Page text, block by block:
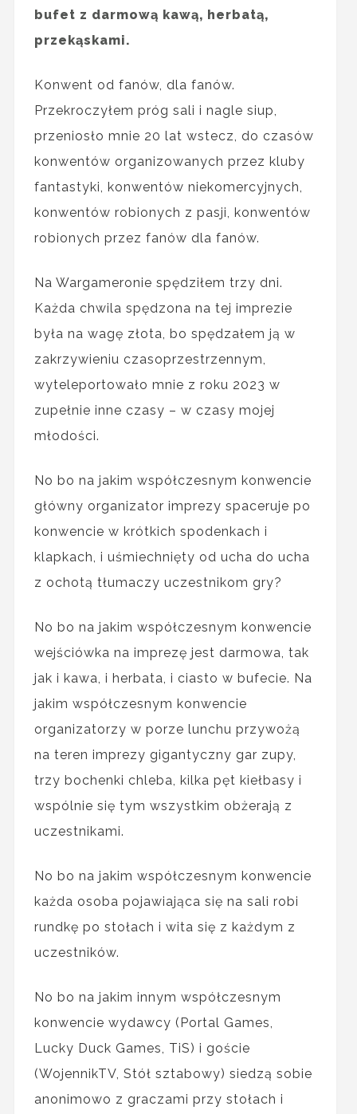
bufet z darmową kawą, herbatą,
przekąskami.
Konwent od fanów, dla fanów.
Przekroczyłem próg sali i nagle siup,
przeniosło mnie 20 lat wstecz, do czasów
konwentów organizowanych przez kluby
fantastyki, konwentów niekomercyjnych,
konwentów robionych z pasji, konwentów
robionych przez fanów dla fanów.
Na Wargameronie spędziłem trzy dni.
Każda chwila spędzona na tej imprezie
była na wagę złota, bo spędzałem ją w
zakrzywieniu czasoprzestrzennym,
wyteleportowało mnie z roku 2023 w
zupełnie inne czasy – w czasy mojej
młodości.
No bo na jakim współczesnym konwencie
główny organizator imprezy spaceruje po
konwencie w krótkich spodenkach i
klapkach, i uśmiechnięty od ucha do ucha
z ochotą tłumaczy uczestnikom gry?
No bo na jakim współczesnym konwencie
wejściówka na imprezę jest darmowa, tak
jak i kawa, i herbata, i ciasto w bufecie. Na
jakim współczesnym konwencie
organizatorzy w porze lunchu przywożą
na teren imprezy gigantyczny gar zupy,
trzy bochenki chleba, kilka pęt kiełbasy i
wspólnie się tym wszystkim obżerają z
uczestnikami.
No bo na jakim współczesnym konwencie
każda osoba pojawiająca się na sali robi
rundkę po stołach i wita się z każdym z
uczestników.
No bo na jakim innym współczesnym
konwencie wydawcy (Portal Games,
Lucky Duck Games, TiS) i goście
(WojennikTV, Stół sztabowy) siedzą sobie
anonimowo z graczami przy stołach i